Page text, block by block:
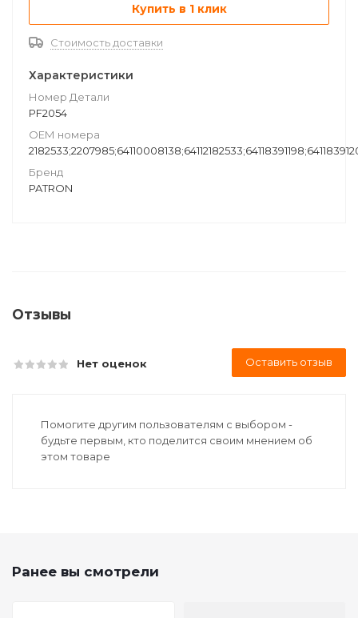
Купить в 1 клик
Стоимость доставки
Характеристики
Номер Детали
PF2054
ОЕМ номера
Бренд
PATRON
Отзывы
Нет оценок Оставить отзыв
Помогите другим пользователям с выбором -
будьте первым, кто поделится своим мнением об
этом товаре
Ранее вы смотрели